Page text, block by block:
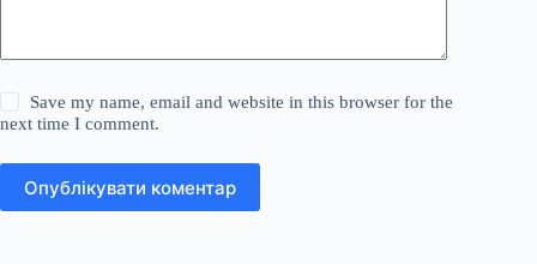
Save my name, email and website in this browser for the
next time I comment.
Опублікувати коментар